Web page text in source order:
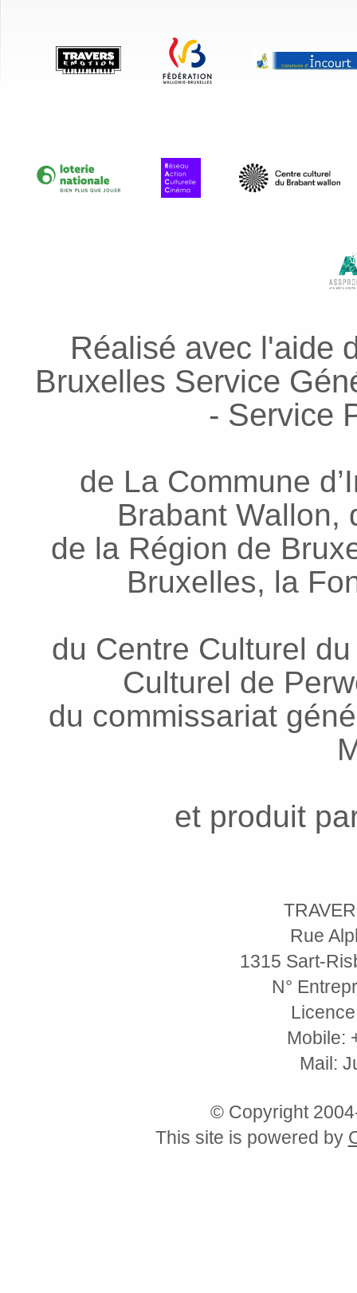
Réalisé avec l'aide
Bruxelles Service
- Service
de La Commune
Brabant Wallon,
de la Région de
Bruxelles, la
du Centre Culturel
Culturel de
du commissariat
et produit
Rue
1315 Sart-
N°
Mobile:
Mail:
© Copyright
This site is powered by